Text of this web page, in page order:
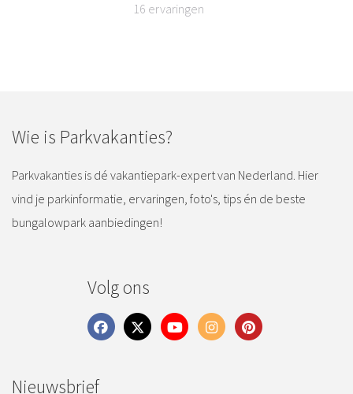
16 ervaringen
Wie is Parkvakanties?
Parkvakanties is dé vakantiepark-expert van Nederland. Hier
vind je parkinformatie, ervaringen, foto's, tips én de beste
bungalowpark aanbiedingen!
Volg ons
Nieuwsbrief